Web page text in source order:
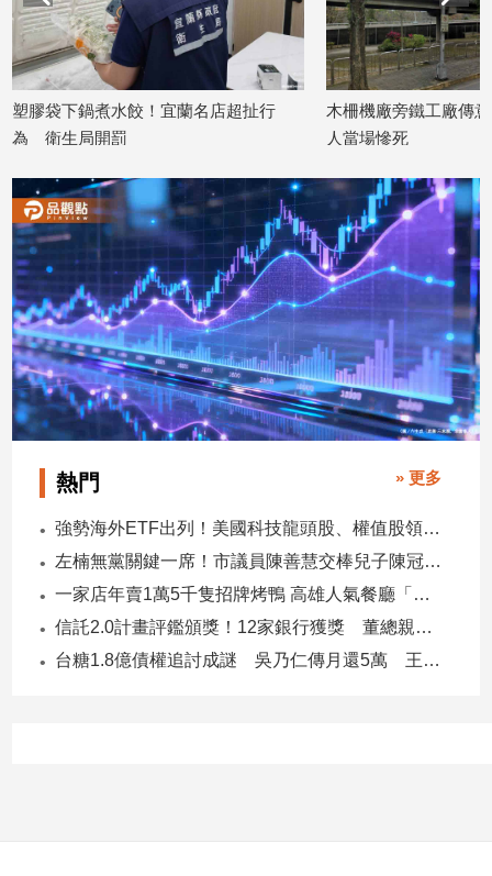
設
計
旅
遊/
美
食
座/
命
理
消
費
健
康/
親
子/
感
／
／
推
鍋煮水餃！宜蘭名店超扯行
局開罰
木柵機廠旁鐵工廠傳意外！鋼
人當場慘死
熱門 » 更多
強勢海外ETF出列！美國科技龍頭股、權值股領軍 專家這樣說
左楠無黨關鍵一席！市議員陳善慧交棒兒子陳冠宇 一人參選 兩代服務
一家店年賣1萬5千隻招牌烤鴨 高雄人氣餐廳「鴨點棧」展新店
信託2.0計畫評鑑頒獎！12家銀行獲獎 董總親臨領獎
台糖1.8億債權追討成謎 吳乃仁傳月還5萬 王鴻薇轟：要還到379歲